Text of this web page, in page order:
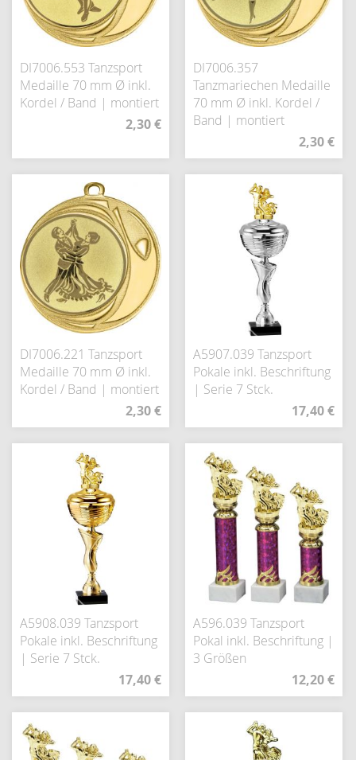
DI7006.553 Tanzsport
Medaille 70 mm Ø inkl.
Kordel / Band | montiert
2,30 €
DI7006.357
Tanzmariechen Medaille
70 mm Ø inkl. Kordel /
Band | montiert
2,30 €
DI7006.221 Tanzsport
Medaille 70 mm Ø inkl.
Kordel / Band | montiert
2,30 €
A5907.039 Tanzsport
Pokale inkl. Beschriftung
| Serie 7 Stck.
17,40 €
A5908.039 Tanzsport
Pokale inkl. Beschriftung
| Serie 7 Stck.
17,40 €
A596.039 Tanzsport
Pokal inkl. Beschriftung |
3 Größen
12,20 €